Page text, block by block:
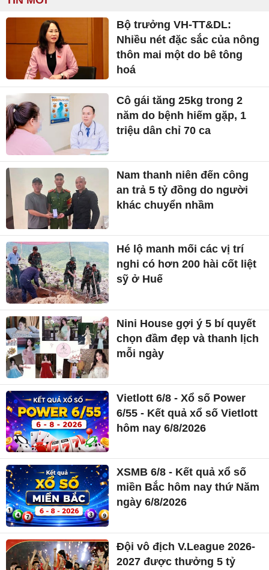
Bộ trưởng VH-TT&DL:
Nhiều nét đặc sắc của nông
thôn mai một do bê tông
hoá
Cô gái tăng 25kg trong 2
năm do bệnh hiếm gặp, 1
triệu dân chỉ 70 ca
Nam thanh niên đến công
an trả 5 tỷ đồng do người
khác chuyển nhầm
Hé lộ manh mối các vị trí
nghi có hơn 200 hài cốt liệt
sỹ ở Huế
Nini House gợi ý 5 bí quyết
chọn đầm đẹp và thanh lịch
mỗi ngày
Vietlott 6/8 - Xổ số Power
6/55 - Kết quả xổ số Vietlott
hôm nay 6/8/2026
XSMB 6/8 - Kết quả xổ số
miền Bắc hôm nay thứ Năm
ngày 6/8/2026
Đội vô địch V.League 2026-
2027 được thưởng 5 tỷ